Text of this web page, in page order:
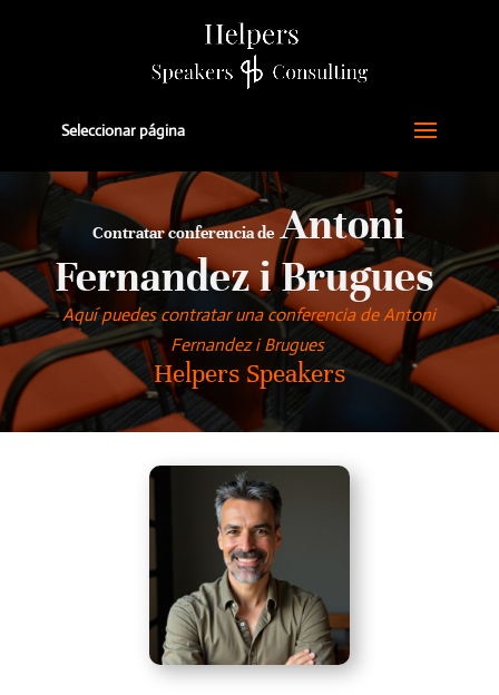
Seleccionar página
Contratar conferencia deAntoni
Fernandez i Brugues
Aquí puedes contratar una conferencia de Antoni
Fernandez i Brugues
Helpers Speakers